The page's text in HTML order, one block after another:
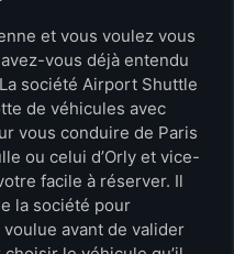
et vous voulez vous
vous déjà entendu
société Airport Shuttle
de véhicules avec
vous conduire de Paris
ou celui d’Orly et vice-
facile à réserver. Il
la société pour
avant de valider